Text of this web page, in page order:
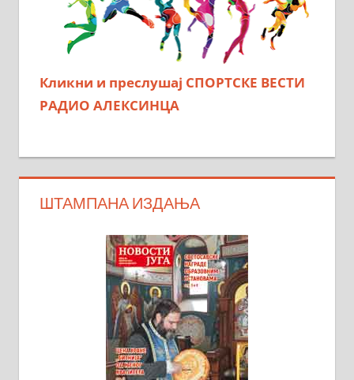
Кликни и преслушај СПОРТСКЕ ВЕСТИ
РАДИО АЛЕКСИНЦА
ШТАМПАНА ИЗДАЊА